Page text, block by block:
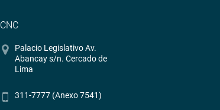
CNC
Palacio Legislativo Av.
Abancay s/n. Cercado de
Lima
311-7777 (Anexo 7541)